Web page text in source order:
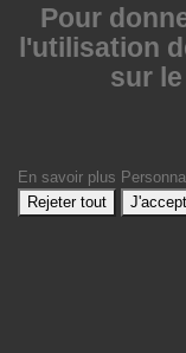
Pour
l'utilisation
sur
En savoir plus
Rejeter tout